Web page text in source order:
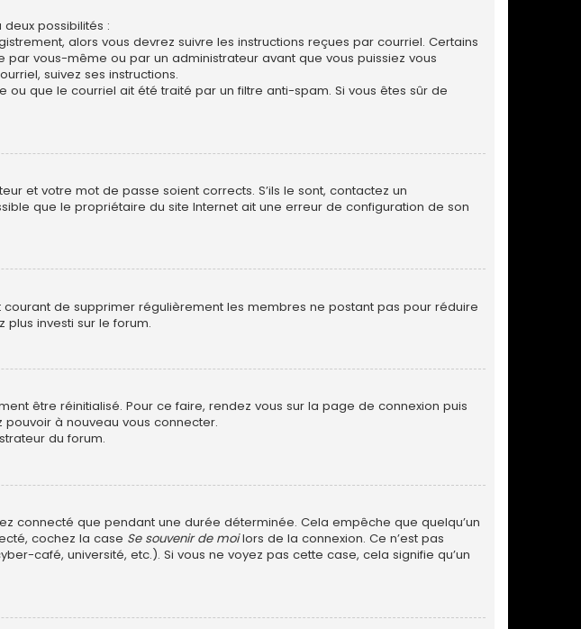
possibilités :
alors vous devrez suivre les instructions reçues par courriel. Certains
vous-même ou par un administrateur avant que vous puissiez vous
suivez ses instructions.
que le courriel ait été traité par un filtre anti-spam. Si vous êtes sûr de
et votre mot de passe soient corrects. S’ils le sont, contactez un
que le propriétaire du site Internet ait une erreur de configuration de son
de supprimer régulièrement les membres ne postant pas pour réduire
investi sur le forum.
être réinitialisé. Pour ce faire, rendez vous sur la page de connexion puis
pouvoir à nouveau vous connecter.
du forum.
connecté que pendant une durée déterminée. Cela empêche que quelqu’un
cochez la case Se souvenir de moilors de la connexion. Ce n’est pas
café, université, etc.). Si vous ne voyez pas cette case, cela signifie qu’un